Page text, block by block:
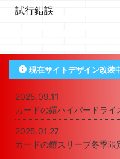
試行錯誤
現在サイトデザイン改装
2025.09.11
カードの鎧ハイパードライ
2025.01.27
カードの鎧スリーブ冬季限